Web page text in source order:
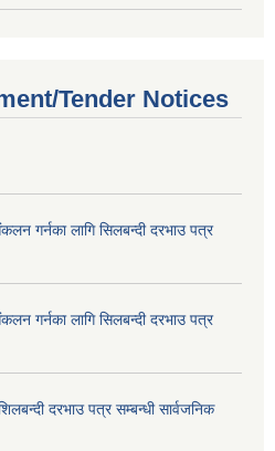
Tender Notices
गर्नका लागि सिलबन्दी दरभाउ पत्र
गर्नका लागि सिलबन्दी दरभाउ पत्र
दरभाउ पत्र सम्बन्धी सार्वजनिक